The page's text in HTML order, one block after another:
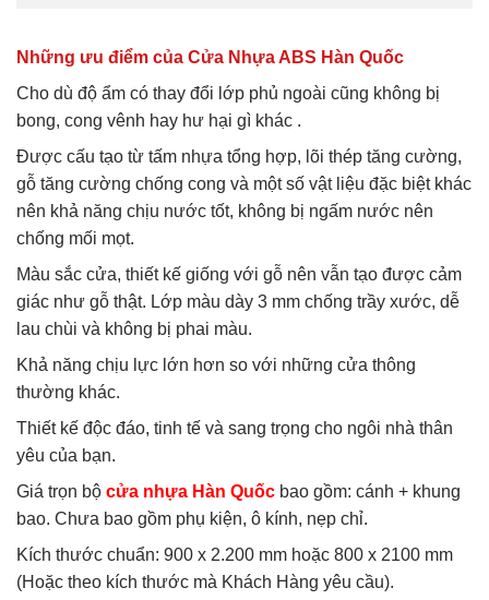
Những ưu điểm của Cửa Nhựa ABS Hàn Quốc
Cho dù độ ẩm có thay đổi lớp phủ ngoài cũng không bị
bong, cong vênh hay hư hại gì khác .
Được cấu tạo từ tấm nhựa tổng hợp, lõi thép tăng cường,
gỗ tăng cường chống cong và một số vật liệu đặc biệt khác
nên khả năng chịu nước tốt, không bị ngấm nước nên
chống mối mọt.
Màu sắc cửa, thiết kế giống với gỗ nên vẫn tạo được cảm
giác như gỗ thật. Lớp màu dày 3 mm chống trầy xước, dễ
lau chùi và không bị phai màu.
Khả năng chịu lực lớn hơn so với những cửa thông
thường khác.
Thiết kế độc đáo, tinh tế và sang trọng cho ngôi nhà thân
yêu của bạn.
Giá trọn bộ cửa nhựa Hàn Quốc bao gồm: cánh + khung
bao. Chưa bao gồm phụ kiện, ô kính, nẹp chỉ.
Kích thước chuẩn: 900 x 2.200 mm hoặc 800 x 2100 mm
(Hoặc theo kích thước mà Khách Hàng yêu cầu).